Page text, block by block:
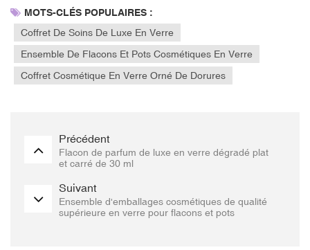
MOTS-CLÉS POPULAIRES :
Coffret De Soins De Luxe En Verre
Ensemble De Flacons Et Pots Cosmétiques En Verre
Coffret Cosmétique En Verre Orné De Dorures
Précédent
Flacon de parfum de luxe en verre dégradé plat
et carré de 30 ml
Suivant
Ensemble d'emballages cosmétiques de qualité
supérieure en verre pour flacons et pots